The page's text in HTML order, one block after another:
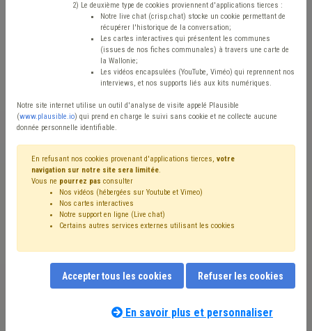
Filtrer cette requête avec des mots-clés
⇒ Management, stratégie
Participation des citoyens(1) (1)
Province
(1) Recrutement(1) Responsabilité civile
Smart city(1)
Comité de direction(1) Planification d'urgence(1)
Administration(1) Bourgmestre(1) Budget(1)
Intercommunale(1)
2) Le deuxième type de cookies proviennent d'applications tierces :
Notre live chat (crisp.chat) stocke un cookie permettant de
récupérer l'historique de la conversation;
Les cartes interactives qui présentent les communes
(issues de nos fiches communales) à travers une carte de
la Wallonie;
Les vidéos encapsulées (YouTube, Viméo) qui reprennent nos
interviews, et nos supports liés aux kits numériques.
Notre site internet utilise un outil d'analyse de visite appelé Plausible
(www.plausible.io) qui prend en charge le suivi sans cookie et ne collecte aucune
donnée personnelle identifiable.
En refusant nos cookies provenant d'applications tierces, votre
navigation sur notre site sera limitée.
Vous ne pourrez pas consulter
Nos vidéos (hébergées sur Youtube et Vimeo)
Nos cartes interactives
Notre support en ligne (Live chat)
Certains autres services externes utilisant les cookies
Accepter tous les cookies Refuser les cookies
En savoir plus et personnaliser